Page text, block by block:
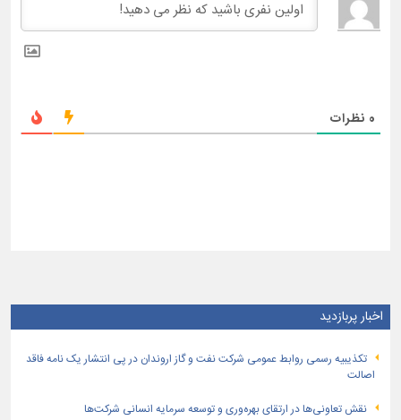
0 نظرات
اخبار پربازدید
تكذیبیه رسمی روابط عمومی شركت نفت و گاز اروندان در پی انتشار یک نامه فاقد
اصالت
نقش تعاونی‌ها در ارتقای بهره‌وری و توسعه سرمایه انسانی شرکت‌ها